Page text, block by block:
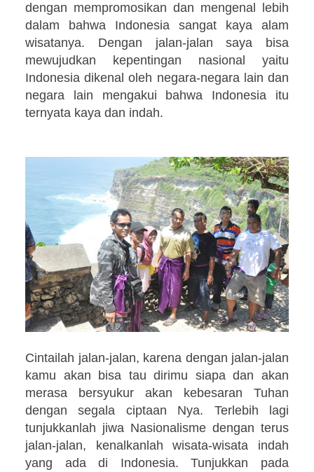
dengan mempromosikan dan mengenal lebih
dalam bahwa Indonesia sangat kaya alam
wisatanya. Dengan jalan-jalan saya bisa
mewujudkan kepentingan nasional yaitu
Indonesia dikenal oleh negara-negara lain dan
negara lain mengakui bahwa Indonesia itu
ternyata kaya dan indah.
Cintailah jalan-jalan, karena dengan jalan-jalan
kamu akan bisa tau dirimu siapa dan akan
merasa bersyukur akan kebesaran Tuhan
dengan segala ciptaan Nya. Terlebih lagi
tunjukkanlah jiwa Nasionalisme dengan terus
jalan-jalan, kenalkanlah wisata-wisata indah
yang ada di Indonesia. Tunjukkan pada